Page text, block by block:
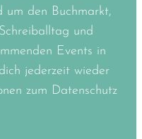
den Buchmarkt,
und
Events in
jederzeit wieder
zum Datenschutz